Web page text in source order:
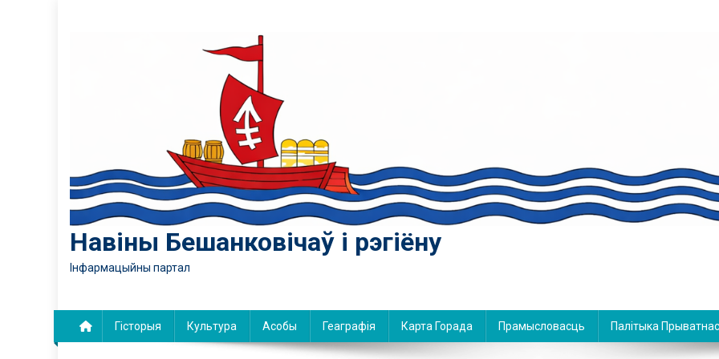
Навіны Бешанковічаў і рэгіёну
Інфармацыйны партал
Гісторыя Культура Асобы Геаграфія Карта Горада Прамысловасць Палітыка